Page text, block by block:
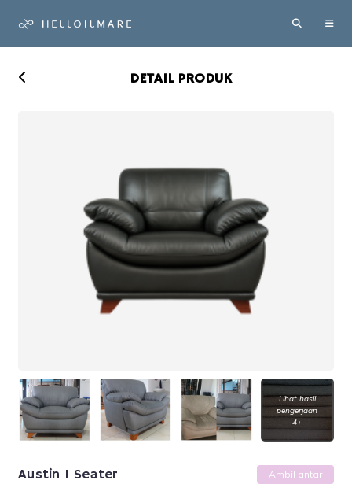
DETAIL PRODUK
Lihat hasil
pengerjaan
4+
Austin 1 Seater Ambil antar